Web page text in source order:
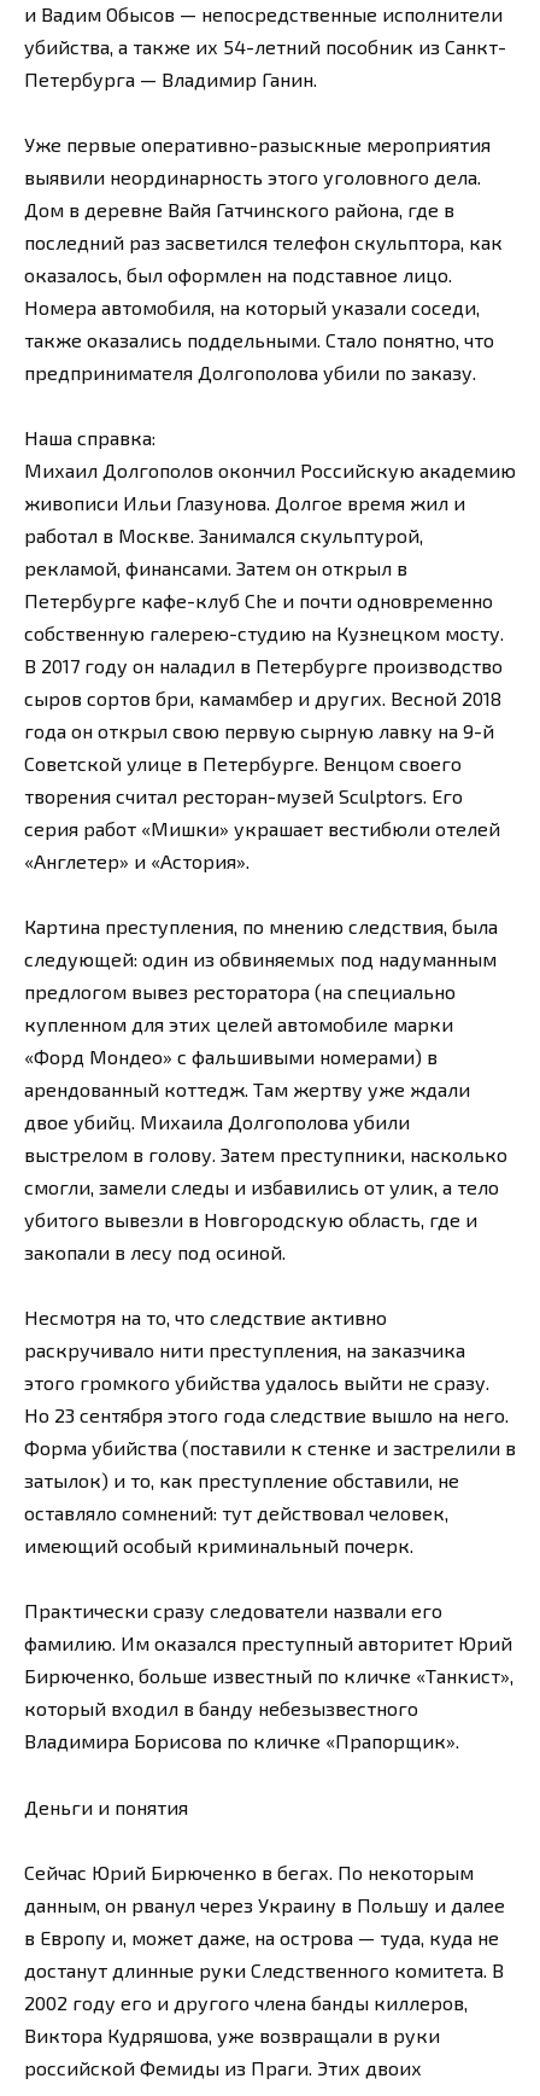
и Вадим Обысов — непосредственные исполнители
убийства, а также их 54-летний пособник из Санкт-
Петербурга — Владимир Ганин.
Уже первые оперативно-разыскные мероприятия
выявили неординарность этого уголовного дела.
Дом в деревне Вайя Гатчинского района, где в
последний раз засветился телефон скульптора, как
оказалось, был оформлен на подставное лицо.
Номера автомобиля, на который указали соседи,
также оказались поддельными. Стало понятно, что
предпринимателя Долгополова убили по заказу.
Наша справка:
Михаил Долгополов окончил Российскую академию
живописи Ильи Глазунова. Долгое время жил и
работал в Москве. Занимался скульптурой,
рекламой, финансами. Затем он открыл в
Петербурге кафе-клуб Che и почти одновременно
собственную галерею-студию на Кузнецком мосту.
В 2017 году он наладил в Петербурге производство
сыров сортов бри, камамбер и других. Весной 2018
года он открыл свою первую сырную лавку на 9-й
Советской улице в Петербурге. Венцом своего
творения считал ресторан-музей Sculptors. Его
серия работ «Мишки» украшает вестибюли отелей
«Англетер» и «Астория».
Картина преступления, по мнению следствия, была
следующей: один из обвиняемых под надуманным
предлогом вывез ресторатора (на специально
купленном для этих целей автомобиле марки
«Форд Мондео» с фальшивыми номерами) в
арендованный коттедж. Там жертву уже ждали
двое убийц. Михаила Долгополова убили
выстрелом в голову. Затем преступники, насколько
смогли, замели следы и избавились от улик, а тело
убитого вывезли в Новгородскую область, где и
закопали в лесу под осиной.
Несмотря на то, что следствие активно
раскручивало нити преступления, на заказчика
этого громкого убийства удалось выйти не сразу.
Но 23 сентября этого года следствие вышло на него.
Форма убийства (поставили к стенке и застрелили в
затылок) и то, как преступление обставили, не
оставляло сомнений: тут действовал человек,
имеющий особый криминальный почерк.
Практически сразу следователи назвали его
фамилию. Им оказался преступный авторитет Юрий
Бирюченко, больше известный по кличке «Танкист»,
который входил в банду небезызвестного
Владимира Борисова по кличке «Прапорщик».
Деньги и понятия
Сейчас Юрий Бирюченко в бегах. По некоторым
данным, он рванул через Украину в Польшу и далее
в Европу и, может даже, на острова — туда, куда не
достанут длинные руки Следственного комитета. В
2002 году его и другого члена банды киллеров,
Виктора Кудряшова, уже возвращали в руки
российской Фемиды из Праги. Этих двоих